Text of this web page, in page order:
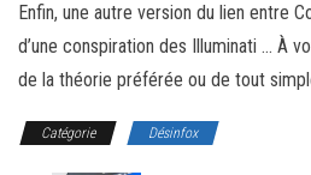
Enfin, une autre version du lien entre
d’une conspiration des Illuminati … À
de la théorie préférée ou de tout
Catégorie Désinfox